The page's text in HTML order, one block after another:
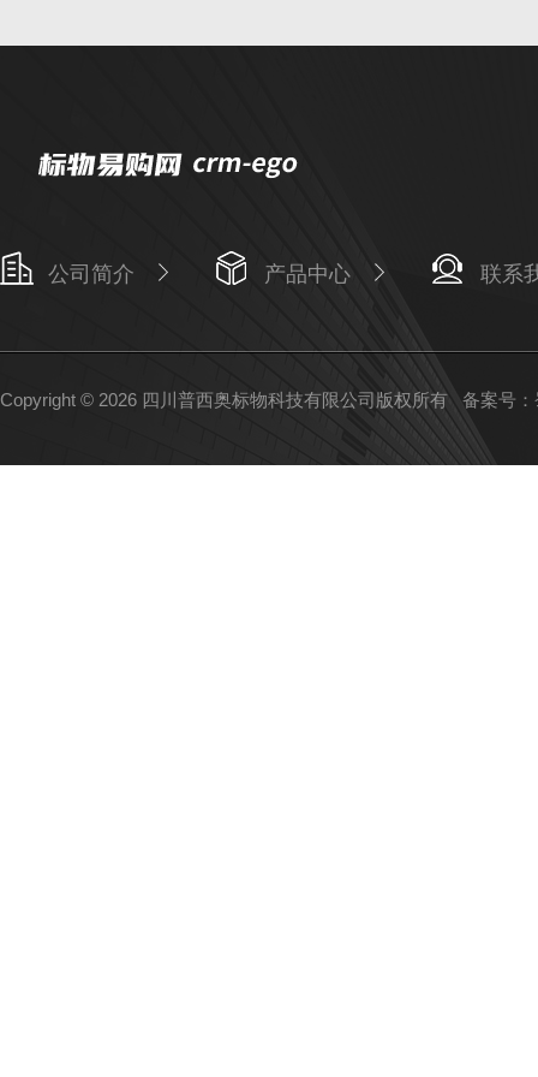
公司简介 产品中心 联系
Copyright © 2026 四川普西奥标物科技有限公司版权所有 备案号：